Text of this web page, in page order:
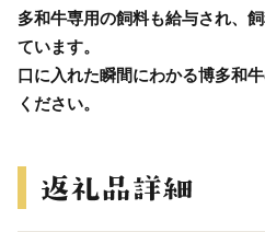
多和牛専用の飼料も給与され、
ています。
口に入れた瞬間にわかる博多和
ください。